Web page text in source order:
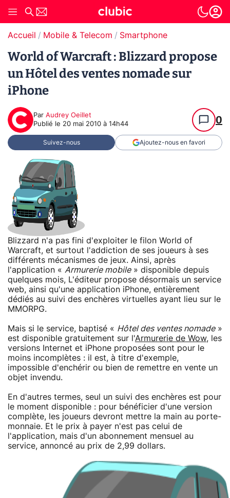
Accueil Mobile & Telecom Smartphone
World of Warcraft : Blizzard propose
un Hôtel des ventes nomade sur
iPhone
Par Audrey Oeillet
Publié le 20 mai 2010 à 14h44 0
Suivez-nous Ajoutez-nous en favori
Blizzard n'a pas fini d'exploiter le filon World of
Warcraft, et surtout l'addiction de ses joueurs à ses
différents mécanismes de jeux. Ainsi, après
l'application « Armurerie mobile» disponible depuis
quelques mois, L'éditeur propose désormais un service
web, ainsi qu'une application iPhone, entièrement
dédiés au suivi des enchères virtuelles ayant lieu sur le
MMORPG.
Mais si le service, baptisé « Hôtel des ventes nomade»
est disponible gratuitement sur l'Armurerie de Wow, les
versions Internet et iPhone proposées sont pour le
moins incomplètes : il est, à titre d'exemple,
impossible d'enchérir ou bien de remettre en vente un
objet invendu.
En d'autres termes, seul un suivi des enchères est pour
le moment disponible : pour bénéficier d'une version
complète, les joueurs devront mettre la main au porte-
monnaie. Et le prix à payer n'est pas celui de
l'application, mais d'un abonnement mensuel au
service, annoncé au prix de 2,99 dollars.